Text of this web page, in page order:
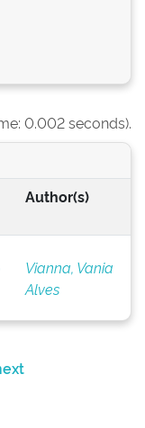
0.002 seconds).
Author(s)
Vianna, Vania
Alves